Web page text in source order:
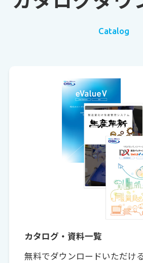
Catalog
カタログ・資料一覧
無料でダウンロードいただけ